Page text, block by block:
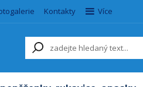
Kontakty Více